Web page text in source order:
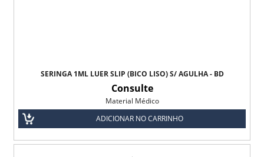
SERINGA 1ML LUER SLIP (BICO LISO) S/ AGULHA - BD
Consulte
Material Médico
ADICIONAR NO CARRINHO